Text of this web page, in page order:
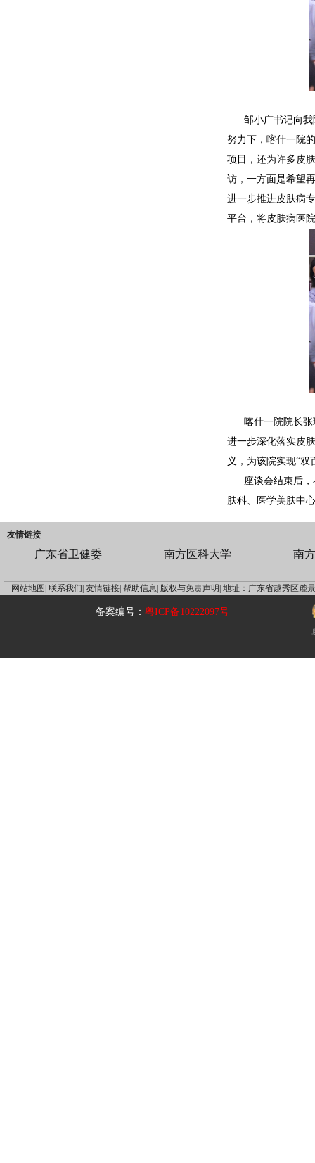
邹小广书记向
努力下，喀什一院
项目，还为许多皮
访，一方面是希望
进一步推进皮肤病
平台，将皮肤病医
喀什一院院长
进一步深化落实皮
义，为该院实现“
座谈会结束后
肤科、医学美肤中
友情链接
广东省卫健委 南方医科大学 南
网站地图| 联系我们| 友情链接| 帮助信息| 版权与免责声明| 地址：广东省越秀区麓
备案编号：粤ICP备10222097号